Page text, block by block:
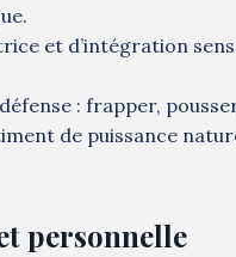
et d’intégration
: frapper,
de puissance
personnelle